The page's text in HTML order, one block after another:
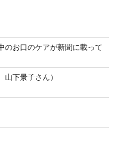
のお口のケアが新聞に載って
下景子さん）